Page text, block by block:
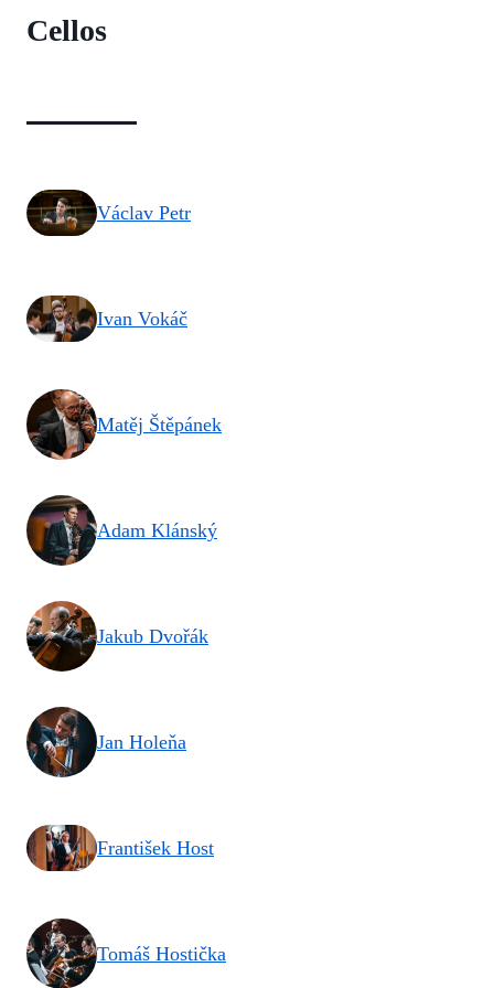
Cellos
Václav Petr
Ivan Vokáč
Matěj Štěpánek
Adam Klánský
Jakub Dvořák
Jan Holeňa
František Host
Tomáš Hostička